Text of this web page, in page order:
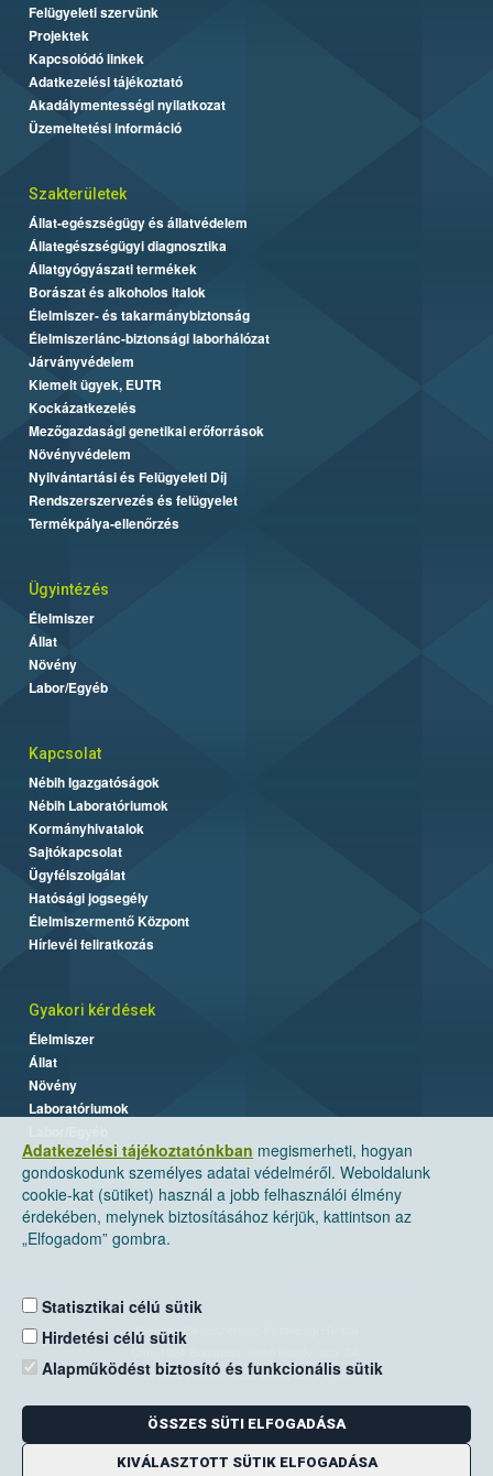
Adatkezelési tájékoztatónkban megismerheti, hogyan
gondoskodunk személyes adatai védelméről. Weboldalunk
cookie-kat (sütiket) használ a jobb felhasználói élmény
érdekében, melynek biztosításához kérjük, kattintson az
„Elfogadom” gombra.
Statisztikai célú sütik
Hirdetési célú sütik
Alapműködést biztosító és funkcionális sütik
ÖSSZES SÜTI ELFOGADÁSA
KIVÁLASZTOTT SÜTIK ELFOGADÁSA
Felügyeleti szervünk
Projektek
Kapcsolódó linkek
Adatkezelési tájékoztató
Akadálymentességi nyilatkozat
Üzemeltetési információ
Szakterületek
Állat-egészségügy és állatvédelem
Állategészségügyi diagnosztika
Állatgyógyászati termékek
Borászat és alkoholos italok
Élelmiszer- és takarmánybiztonság
Élelmiszerlánc-biztonsági laborhálózat
Járványvédelem
Kiemelt ügyek, EUTR
Kockázatkezelés
Mezőgazdasági genetikai erőforrások
Növényvédelem
Nyilvántartási és Felügyeleti Díj
Rendszerszervezés és felügyelet
Termékpálya-ellenőrzés
Ügyintézés
Élelmiszer
Állat
Növény
Labor/Egyéb
Kapcsolat
Nébih Igazgatóságok
Nébih Laboratóriumok
Kormányhivatalok
Sajtókapcsolat
Ügyfélszolgálat
Hatósági jogsegély
Élelmiszermentő Központ
Hírlevél feliratkozás
Gyakori kérdések
Élelmiszer
Állat
Növény
Laboratóriumok
Nemzeti Élelmiszerlánc-biztonsági Hivatal
Levelezési cím: 1525 Budapest. Pf. 30.
E-mail:ugyfelszolgalat@nebih.gov.hu
Zöld szám: 06-80/263-244